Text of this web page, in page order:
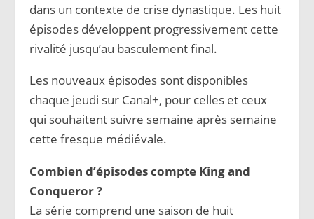
dans un contexte de crise dynastique. Les huit
épisodes développent progressivement cette
rivalité jusqu’au basculement final.
Les nouveaux épisodes sont disponibles
chaque jeudi sur Canal+, pour celles et ceux
qui souhaitent suivre semaine après semaine
cette fresque médiévale.
Combien d’épisodes compte King and
Conqueror ?
La série comprend une saison de huit